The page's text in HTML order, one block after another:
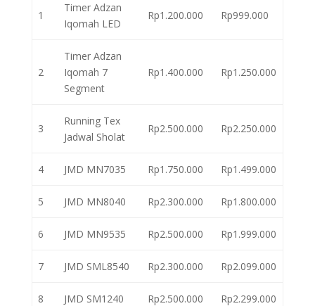
1
Timer Adzan
Iqomah LED
Rp1.200.000 Rp999.000
2
Timer Adzan
Iqomah 7
Segment
Rp1.400.000 Rp1.250.000
3
Running Tex
Jadwal Sholat
Rp2.500.000 Rp2.250.000
4 JMD MN7035 Rp1.750.000 Rp1.499.000
5 JMD MN8040 Rp2.300.000 Rp1.800.000
6 JMD MN9535 Rp2.500.000 Rp1.999.000
7 JMD SML8540 Rp2.300.000 Rp2.099.000
8 JMD SM1240 Rp2.500.000 Rp2.299.000